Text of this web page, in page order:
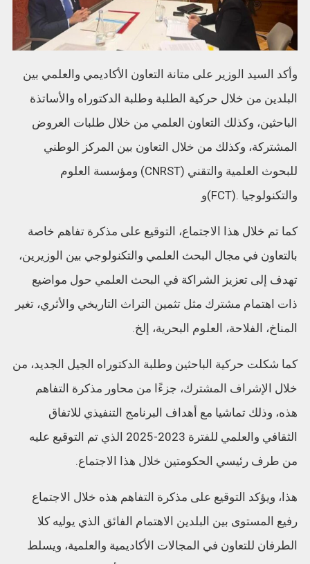
وأكد السيد الوزير على متانة التعاون الأكاديمي والعلمي بين
البلدين من خلال حركية الطلبة وطلبة الدكتوراه والأساتذة
الباحثين، وكذلك التعاون العلمي من خلال طلبات العروض
المشتركة، وكذلك من خلال التعاون بين المركز الوطني
للبحوث العلمية والتقني (CNRST) ومؤسسة العلوم
والتكنولوجيا .(FCT)و
كما تم خلال هذا الاجتماع، التوقيع على مذكرة تفاهم خاصة
بالتعاون في مجال البحث العلمي والتكنولوجي بين الوزيرين،
تهدف إلى تعزيز الشراكة في البحث العلمي حول مواضيع
ذات اهتمام مشترك مثل تثمين التراث التاريخي والأثري، تغير
المناخ، الفلاحة، العلوم البحرية، إلخ.
كما شكلت حركية الباحثين وطلبة الدكتوراه الجيل الجديد، من
خلال الإشراف المشترك، جزءًا من محاور مذكرة التفاهم
هذه، وذلك تماشيا مع أهداف البرنامج التنفيذي للاتفاق
الثقافي والعلمي للفترة 2023-2025 الذي تم التوقيع عليه
من طرف رئيسي الحكومتين خلال هذا الاجتماع.
هذا، ويؤكد التوقيع على مذكرة التفاهم هذه خلال الاجتماع
رفيع المستوى بين البلدين الاهتمام الفائق الذي يوليه كلا
الطرفان للتعاون في المجالات الأكاديمية والعلمية، ويسلط